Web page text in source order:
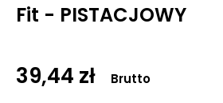
Fit - PISTACJOWY
39,44 zł Brutto